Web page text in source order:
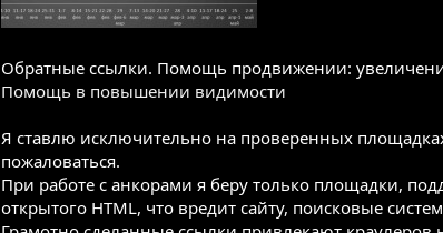
Обратные ссылки. Помощь продвижении:
Помощь в повышении видимости
Я ставлю исключительно на проверенных
пожаловаться.
При работе с анкорами я беру только площадки,
открытого HTML, что вредит сайту, поисковые